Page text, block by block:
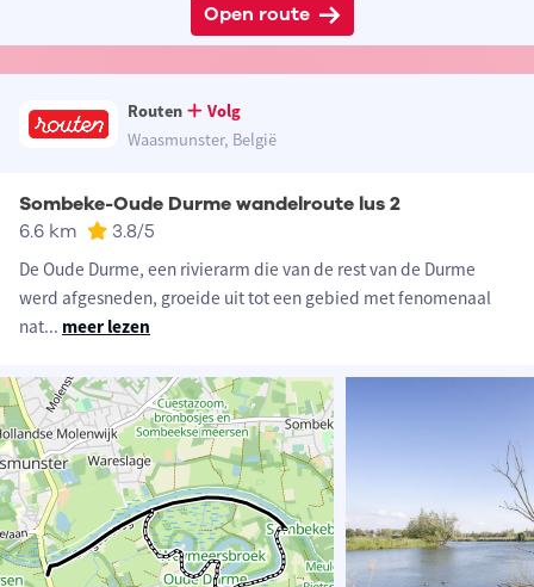
Open route
Routen
Volg
Waasmunster, België
Sombeke-Oude Durme wandelroute lus 2
6.6 km 3.8/5
De Oude Durme, een rivierarm die van de rest van de Durme
werd afgesneden, groeide uit tot een gebied met fenomenaal
nat... meer lezen